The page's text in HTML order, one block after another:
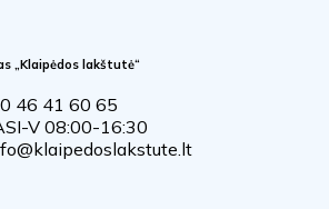
„Klaipėdos lakštutė“
46 41 60 65
I-V 08:00-16:30